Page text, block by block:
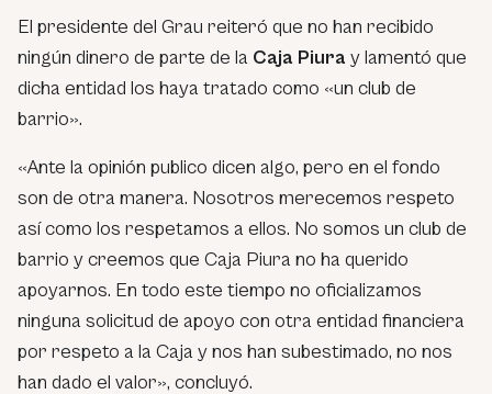
El presidente del Grau reiteró que no han recibido
ningún dinero de parte de la Caja Piura y lamentó que
dicha entidad los haya tratado como «un club de
barrio».
«Ante la opinión publico dicen algo, pero en el fondo
son de otra manera. Nosotros merecemos respeto
así como los respetamos a ellos. No somos un club de
barrio y creemos que Caja Piura no ha querido
apoyarnos. En todo este tiempo no oficializamos
ninguna solicitud de apoyo con otra entidad financiera
por respeto a la Caja y nos han subestimado, no nos
han dado el valor», concluyó.